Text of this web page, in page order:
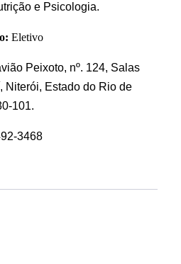
e Psicologia.
Eletivo
Peixoto, nº. 124, Salas
Niterói, Estado do Rio de
101.
3468